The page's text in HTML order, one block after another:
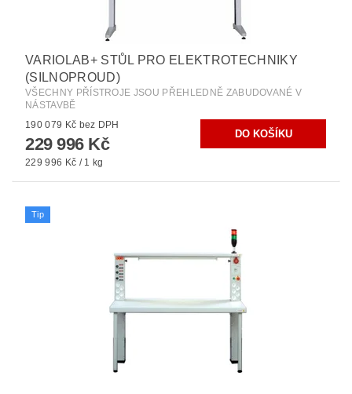
VARIOLAB+ STŮL PRO ELEKTROTECHNIKY
(SILNOPROUD)
VŠECHNY PŘÍSTROJE JSOU PŘEHLEDNĚ ZABUDOVANÉ V
NÁSTAVBĚ
190 079 Kč bez DPH
229 996 Kč
229 996 Kč / 1 kg
Tip